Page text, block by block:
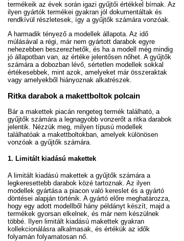
termékeik az évek során igazi gyűjtői értékkel bírnak. Az
ilyen gyártók termékei gyakran jól dokumentáltak és
rendkívül részletesek, így a gyűjtők számára vonzóak.
A harmadik tényező a modellek állapota. Az idő
múlásával a régi, már nem gyártott darabok egyre
nehezebben beszerezhetők, és ha a modell még mindig
jó állapotban van, az értéke jelentősen nőhet. A gyűjtők
számára a dobozban lévő, sértetlen modellek sokkal
értékesebbek, mint azok, amelyeket már összeraktak
vagy amelyekből hiányoznak alkatrészek.
Ritka darabok a makettboltok polcain
Bár a makettek piacán rengeteg termék található, a
gyűjtők számára a legnagyobb vonzerőt a ritka darabok
jelentik. Nézzük meg, milyen típusú modellek
találhatóak a makettboltokban, amelyek különösen
vonzóak a gyűjtők számára.
1. Limitált kiadású makettek
A limitált kiadású makettek a gyűjtők számára a
legkeresettebb darabok közé tartoznak. Az ilyen
modellek gyártása a piacon való kereslet és a gyártó
döntései alapján történik. A gyártó előre meghatározza,
hogy egy adott modellből hány példányt készít, majd a
termékek gyorsan elkelnek, és már nem készülnek
többé. Ilyen limitált kiadású makettek gyakran
kollekcionálásra alkalmasak, és értékük az idők
folyamán folyamatosan nő.